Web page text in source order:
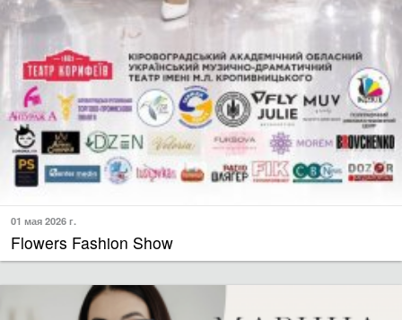
01 мая 2026 г.
Flowers Fashion Show